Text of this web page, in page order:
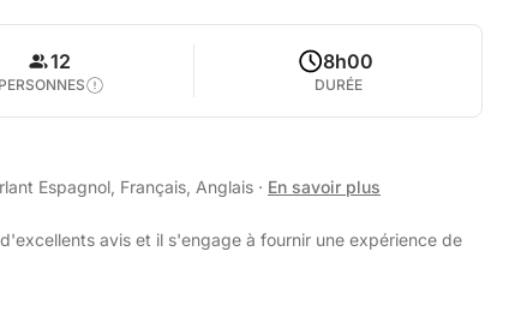
12
PERSONNES
8h00
DURÉE
Espagnol, Français, Anglais · En savoir plus
avis et il s'engage à fournir une expérience de